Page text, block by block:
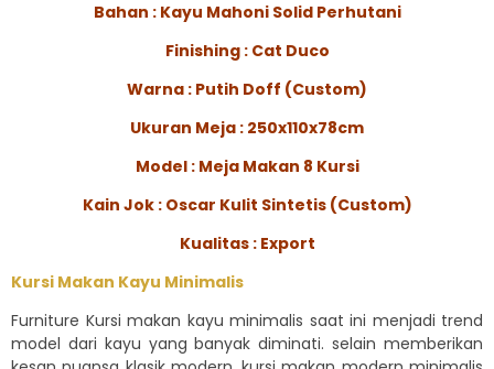
Bahan : Kayu Mahoni Solid Perhutani
Finishing : Cat Duco
Warna : Putih Doff (Custom)
Ukuran Meja : 250x110x78cm
Model : Meja Makan 8 Kursi
Kain Jok : Oscar Kulit Sintetis (Custom)
Kualitas : Export
Kursi Makan Kayu Minimalis
Furniture Kursi makan kayu minimalis saat ini menjadi trend
model dari kayu yang banyak diminati. selain memberikan